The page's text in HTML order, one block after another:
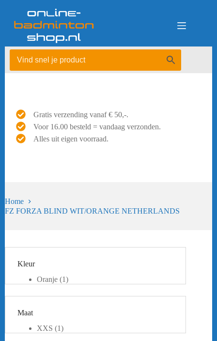
Gratis verzending vanaf € 50,-.
Voor 16.00 besteld = vandaag verzonden.
Alles uit eigen voorraad.
Home
FZ FORZA BLIND WIT/ORANGE NETHERLANDS
Kleur
Oranje (1)
Maat
XXS (1)